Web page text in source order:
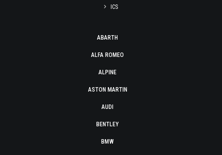
ICS
ABARTH
ALFA ROMEO
ALPINE
ASTON MARTIN
AUDI
BENTLEY
BMW